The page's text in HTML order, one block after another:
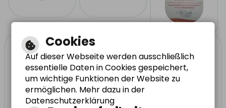
Cookies
Auf dieser Webseite werden ausschließlich
essentielle Daten in Cookies gespeichert,
um wichtige Funktionen der Website zu
ermöglichen. Mehr dazu in der
Datenschutzerklärung